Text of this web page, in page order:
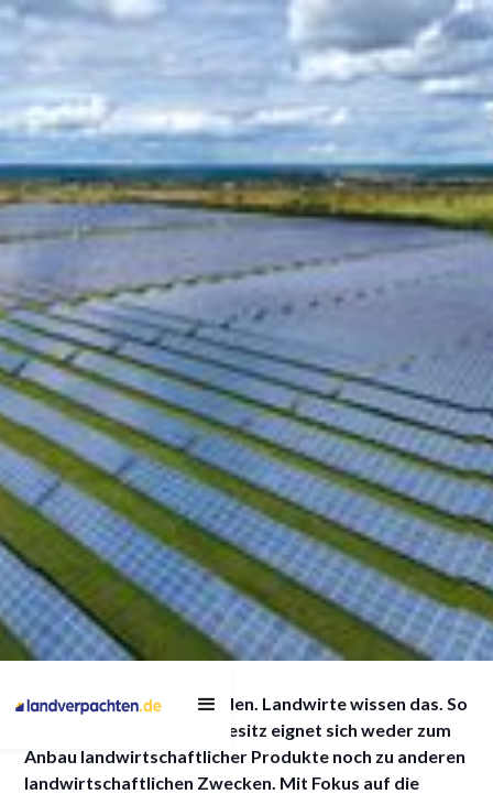
minderwertigem Boden
maximieren
Boden ist nicht gleich Boden. Landwirte wissen das. So
manche Fläche in ihrem Besitz eignet sich weder zum
Anbau landwirtschaftlicher Produkte noch zu anderen
landwirtschaftlichen Zwecken. Mit Fokus auf die